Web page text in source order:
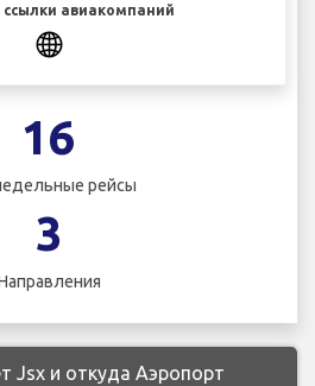
авиакомпаний
16
рейсы
3
Jsx и откуда Аэропорт